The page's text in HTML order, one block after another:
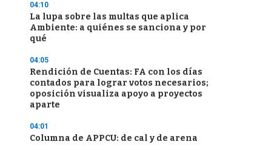
04:10
La lupa sobre las multas que aplica
Ambiente: a quiénes se sanciona y por
qué
04:05
Rendición de Cuentas: FA con los días
contados para lograr votos necesarios;
oposición visualiza apoyo a proyectos
aparte
04:01
Columna de APPCU: de cal y de arena